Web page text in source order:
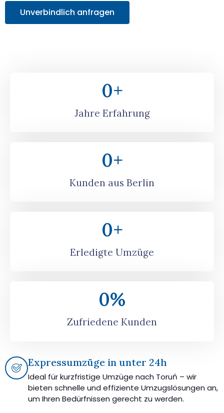
Unverbindlich anfragen
Jahre Erfahrung
0+
Kunden aus Berlin
0+
Erledigte Umzüge
0+
Zufriedene Kunden
0%
Expressumzüge in unter 24h
Ideal für kurzfristige Umzüge nach Toruń – wir
bieten schnelle und effiziente Umzugslösungen an,
um Ihren Bedürfnissen gerecht zu werden.